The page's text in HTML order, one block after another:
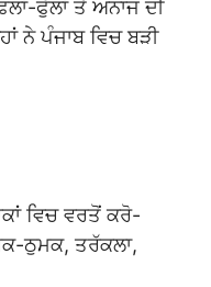
ਫੁੱਲਾਂ ਤੇ ਅਨਾਜ ਦੀ
ਨੇ ਪੰਜਾਬ ਵਿਚ ਬੜੀ
ਵਿਚ ਵਰਤੋਂ ਕਰੋ-
ਠੁਮਕ, ਤਰੱਕਲਾ,